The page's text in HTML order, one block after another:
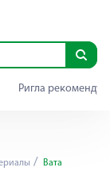
Ригла
Вата